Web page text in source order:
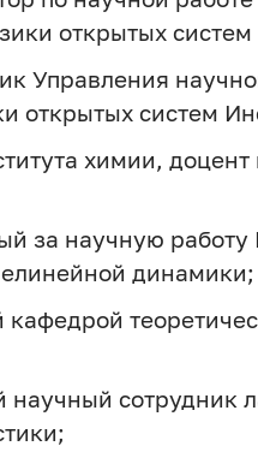
открытых систем
Управления
открытых систем
химии,
за научную
динамики;
научный сотрудник